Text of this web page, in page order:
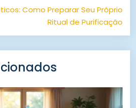
Como Preparar Seu Próprio
Ritual de Purificação